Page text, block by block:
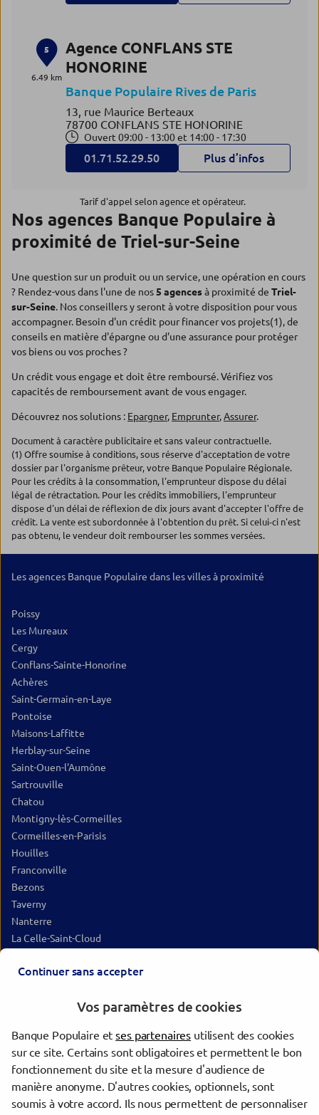
5
6.49 km
Agence CONFLANS STE
HONORINE
Banque Populaire Rives de Paris
13, rue Maurice Berteaux
78700 CONFLANS STE HONORINE
Ouvert 09:00 - 13:00 et 14:00 - 17:30
01.71.52.29.50 Plus d’infos
Tarif d'appel selon agence et opérateur.
Nos agences Banque Populaire à
proximité de Triel-sur-Seine
Une question sur un produit ou un service, une opération en cours
? Rendez-vous dans l'une de nos5 agencesà proximité de Triel-
sur-Seine. Nos conseillers y seront à votre disposition pour vous
accompagner. Besoin d'un crédit pour financer vos projets(1), de
conseils en matière d'épargne ou d'une assurance pour protéger
vos biens ou vos proches ?
Un crédit vous engage et doit être remboursé. Vérifiez vos
capacités de remboursement avant de vous engager.
Découvrez nos solutions : Epargner, Emprunter,Assurer.
Document à caractère publicitaire et sans valeur contractuelle.
(1) Offre soumise à conditions, sous réserve d'acceptation de votre
dossier par l'organisme prêteur, votre Banque Populaire Régionale.
Pour les crédits à la consommation, l'emprunteur dispose du délai
légal de rétractation. Pour les crédits immobiliers, l'emprunteur
dispose d'un délai de réflexion de dix jours avant d'accepter l'offre de
crédit. La vente est subordonnée à l'obtention du prêt. Si celui-ci n'est
pas obtenu, le vendeur doit rembourser les sommes versées.
Les agences Banque Populaire dans les villes à proximité
Poissy
Les Mureaux
Cergy
Conflans-Sainte-Honorine
Achères
Saint-Germain-en-Laye
Pontoise
Maisons-Laffitte
Herblay-sur-Seine
Saint-Ouen-l'Aumône
Sartrouville
Chatou
Montigny-lès-Cormeilles
Cormeilles-en-Parisis
Houilles
Franconville
Bezons
Taverny
Nanterre
La Celle-Saint-Cloud
Sannois
Le Chesnay-Rocquencourt
Plaisir
Colombes
La Garenne-Colombes
Saint-Cyr-l'École
Suresnes
Continuer sans accepter
Vos paramètres de cookies
Banque Populaire etses partenaires utilisent des cookies
sur ce site. Certains sont obligatoires et permettent le bon
fonctionnement du site et la mesure d'audience de
manière anonyme. D'autres cookies, optionnels, sont
soumis à votre accord. Ils nous permettent de personnaliser